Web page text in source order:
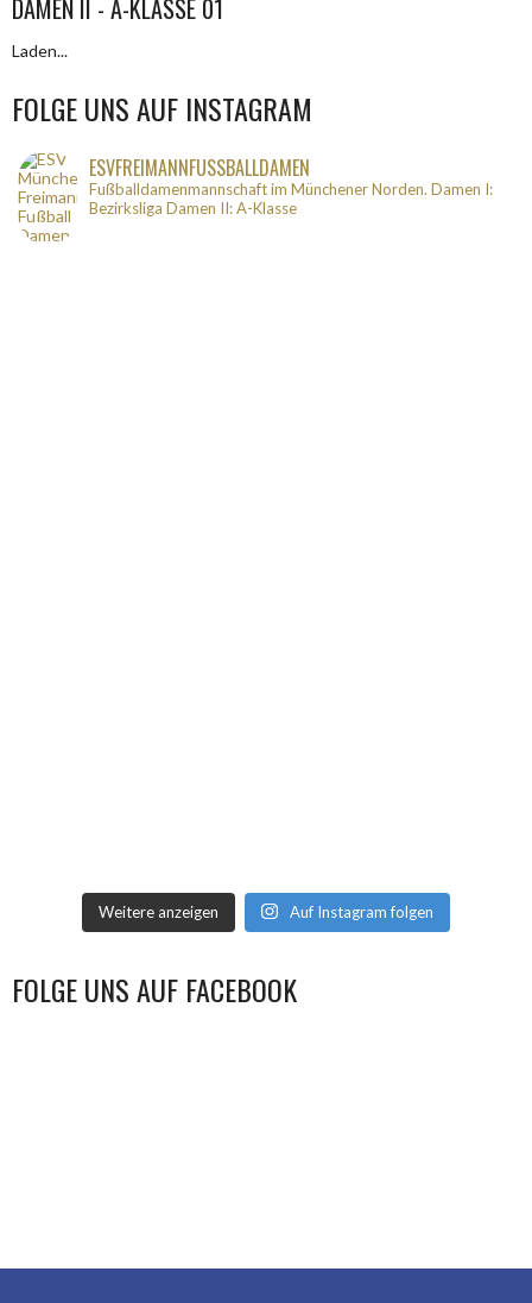
DAMEN II - A-KLASSE 01
Laden...
FOLGE UNS AUF INSTAGRAM
ESVFREIMANNFUSSBALLDAMEN
Fußballdamenmannschaft im Münchener Norden. Damen I:
Bezirksliga Damen II: A-Klasse
Weitere anzeigen Auf Instagram folgen
FOLGE UNS AUF FACEBOOK